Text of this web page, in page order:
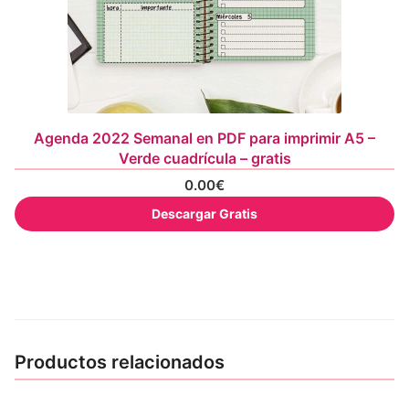
Agenda 2022 Semanal en PDF para imprimir A5 –
Verde cuadrícula – gratis
0.00€
Descargar Gratis
Productos relacionados